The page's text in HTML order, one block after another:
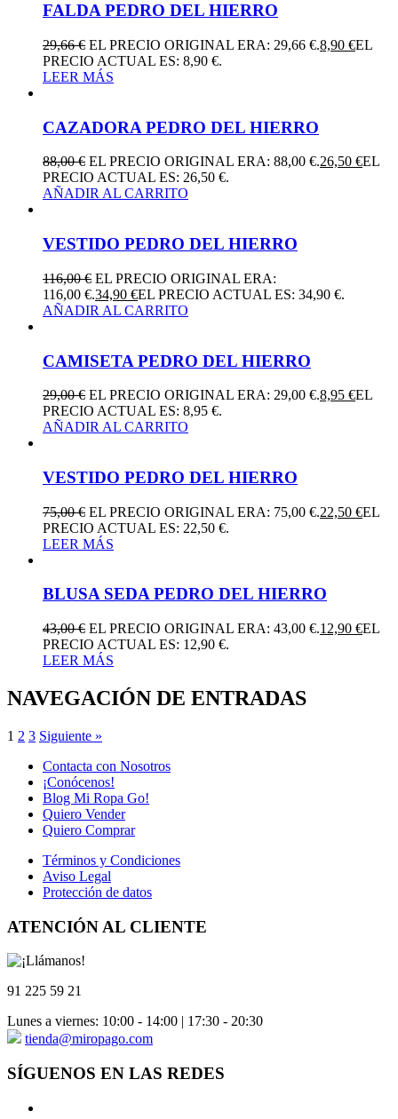
FALDA PEDRO DEL HIERRO
29,66€ EL PRECIO ORIGINAL ERA: 29,66 €.8,90 €EL
PRECIO ACTUAL ES: 8,90 €.
LEER MÁS
CAZADORA PEDRO DEL HIERRO
88,00€ EL PRECIO ORIGINAL ERA: 88,00 €.26,50 €EL
PRECIO ACTUAL ES: 26,50 €.
AÑADIR AL CARRITO
VESTIDO PEDRO DEL HIERRO
116,00€ EL PRECIO ORIGINAL ERA:
116,00 €.34,90 €EL PRECIO ACTUAL ES: 34,90 €.
AÑADIR AL CARRITO
CAMISETA PEDRO DEL HIERRO
29,00€ EL PRECIO ORIGINAL ERA: 29,00 €.8,95 €EL
PRECIO ACTUAL ES: 8,95 €.
AÑADIR AL CARRITO
VESTIDO PEDRO DEL HIERRO
75,00€ EL PRECIO ORIGINAL ERA: 75,00 €.22,50 €EL
PRECIO ACTUAL ES: 22,50 €.
LEER MÁS
BLUSA SEDA PEDRO DEL HIERRO
43,00€ EL PRECIO ORIGINAL ERA: 43,00 €.12,90 €EL
PRECIO ACTUAL ES: 12,90 €.
LEER MÁS
NAVEGACIÓN DE ENTRADAS
1 2 3 Siguiente »
Contacta con Nosotros
¡Conócenos!
Blog Mi Ropa Go!
Quiero Vender
Quiero Comprar
Términos y Condiciones
Aviso Legal
Protección de datos
ATENCIÓN AL CLIENTE
91 225 59 21
Lunes a viernes: 10:00 - 14:00 | 17:30 - 20:30
tienda@miropago.com
SÍGUENOS EN LAS REDES